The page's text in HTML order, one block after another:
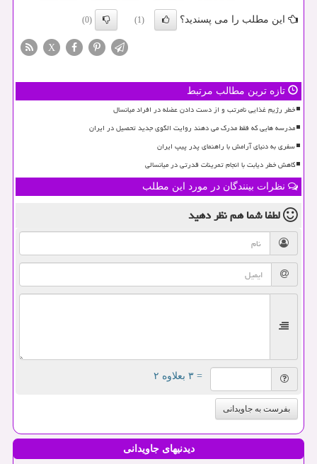
این مطلب را می پسندید؟ (1)
(0)
X
تازه ترین مطالب مرتبط
خطر رژیم غذایی نامرتب و از دست دادن عضله در افراد میانسال
مدرسه هایی که فقط مدرک می دهند روایت الگوی جدید تحصیل در ایران
سفری به دنیای آرامش با راهنمای پدر پیپ ایران
کاهش خطر دیابت با انجام تمرینات قدرتی در میانسالی
نظرات بینندگان در مورد این مطلب
لطفا شما همنظر دهید
= ۳ بعلاوه ۲
بفرست به جاویدانی
دیدنیهای جاویدانی